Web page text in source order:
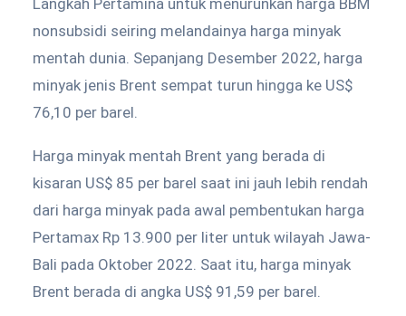
Langkah Pertamina untuk menurunkan harga BBM
nonsubsidi seiring melandainya harga minyak
mentah dunia. Sepanjang Desember 2022, harga
minyak jenis Brent sempat turun hingga ke US$
76,10 per barel.
Harga minyak mentah Brent yang berada di
kisaran US$ 85 per barel saat ini jauh lebih rendah
dari harga minyak pada awal pembentukan harga
Pertamax Rp 13.900 per liter untuk wilayah Jawa-
Bali pada Oktober 2022. Saat itu, harga minyak
Brent berada di angka US$ 91,59 per barel.